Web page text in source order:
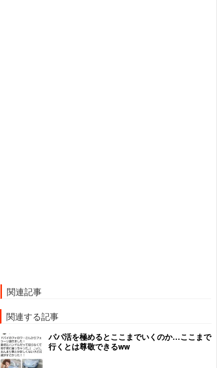
関連記事
関連する記事
パパ活を極めるとここまでいくのか…ここまで
行くとは尊敬できるww